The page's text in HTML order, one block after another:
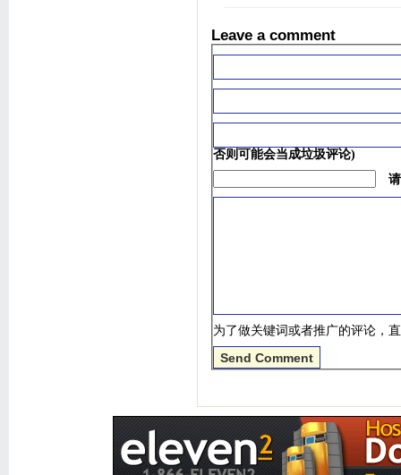
Leave a comment
否则可能会当成垃圾评论)
为了做关键词或者推广的评论，